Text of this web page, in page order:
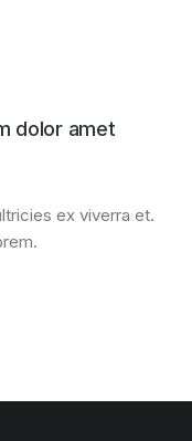
dolor amet
ex viverra et.